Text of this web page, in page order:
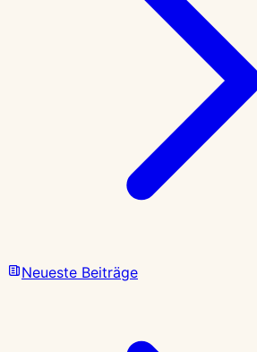
Neueste Beiträge